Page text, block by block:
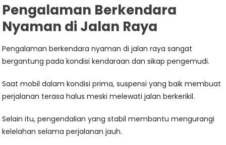
Pengalaman Berkendara
Nyaman di Jalan Raya
Pengalaman berkendara nyaman di jalan raya sangat
bergantung pada kondisi kendaraan dan sikap pengemudi.
Saat mobil dalam kondisi prima, suspensi yang baik membuat
perjalanan terasa halus meski melewati jalan berkerikil.
Selain itu, pengendalian yang stabil membantu mengurangi
kelelahan selama perjalanan jauh.